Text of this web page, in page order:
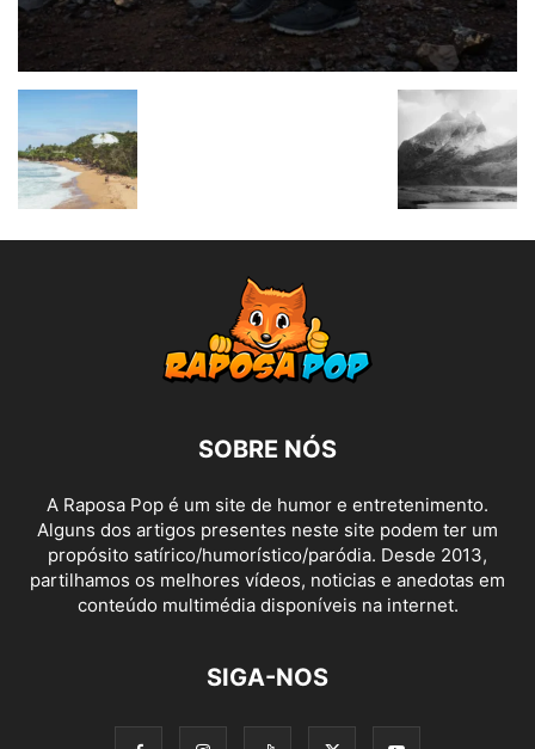
SOBRE NÓS
A Raposa Pop é um site de humor e entretenimento.
Alguns dos artigos presentes neste site podem ter um
propósito satírico/humorístico/paródia. Desde 2013,
partilhamos os melhores vídeos, noticias e anedotas em
conteúdo multimédia disponíveis na internet.
SIGA-NOS